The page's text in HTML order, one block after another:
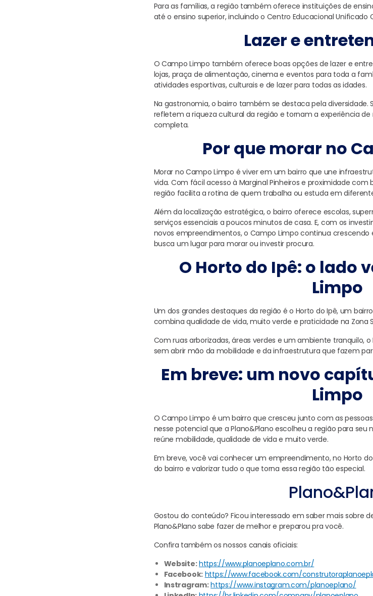
Para as famílias, a região também oferece instituições de
até o ensino superior, incluindo o Centro Educacional Unificado
Lazer e
O Campo Limpo também oferece boas opções de lazer e
lojas, praça de alimentação, cinema e eventos para toda a
atividades esportivas, culturais e de lazer para todas as idades.
Na gastronomia, o bairro também se destaca pela diversidade.
refletem a riqueza cultural da região e tornam a experiência
completa.
Por que morar no
Morar no Campo Limpo é viver em um bairro que une
vida. Com fácil acesso à Marginal Pinheiros e proximidade com
região facilita a rotina de quem trabalha ou estuda em
Além da localização estratégica, o bairro oferece escolas,
serviços essenciais a poucos minutos de casa. E, com os
novos empreendimentos, o Campo Limpo continua crescendo
busca um lugar para morar ou investir procura.
O Horto do Ipê: o lado
Limpo
Um dos grandes destaques da região é o Horto do Ipê, um
combina qualidade de vida, muito verde e praticidade na Zona
Com ruas arborizadas, áreas verdes e um ambiente tranquilo,
sem abrir mão da mobilidade e da infraestrutura que fazem
Em breve: um novo
Limpo
O Campo Limpo é um bairro que cresceu junto com as
nesse potencial que a Plano&Plano escolheu a região para
reúne mobilidade, qualidade de vida e muito verde.
Em breve, você vai conhecer um empreendimento, no Horto
do bairro e valorizar tudo o que torna essa região tão especial.
Gostou do conteúdo? Ficou interessado em saber mais sobre
Plano&Plano sabe fazer de melhor e preparou pra você.
Confira também os nossos canais oficiais:
Website:https://www.planoeplano.com.br/
Facebook: https://www.facebook.com/
Instragram:https://www.instagram.com/planoeplano/